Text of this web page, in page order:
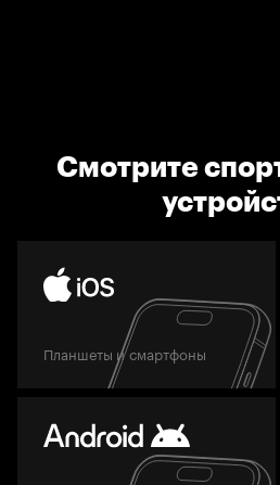
Смотрите
Планшеты и смартфоны